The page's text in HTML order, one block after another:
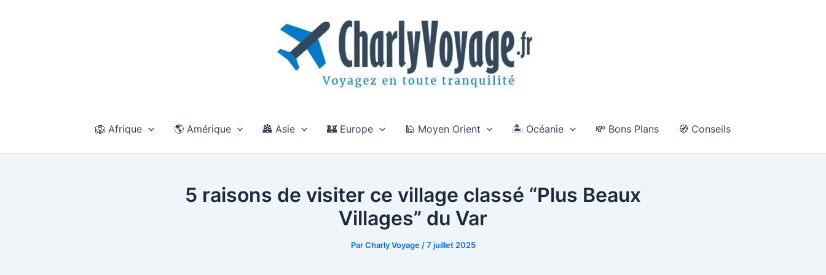
🦁 Afrique 🌎 Amérique 🏯 Asie 🏰 Europe 🕌 Moyen Orient 🏝️ Océanie 💸 Bons Plans 🧭 Conseils
5 raisons de visiter ce village classé “Plus Beaux
Villages” du Var
ParCharly Voyage /7 juillet 2025